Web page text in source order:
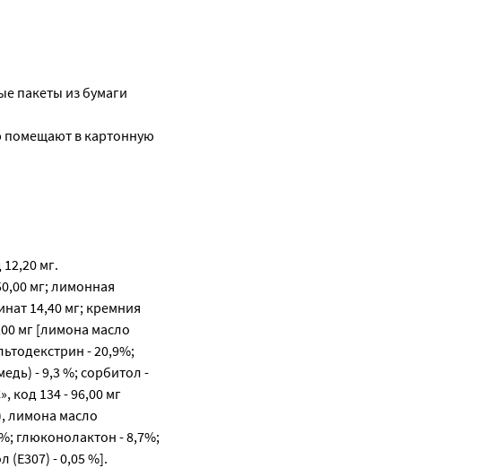
пакеты из бумаги
помещают в картонную
мг.
мг; лимонная
14,40 мг; кремния
мг [лимона масло
- 20,9%;
- 9,3 %; сорбитол -
код 134 - 96,00 мг
лимона масло
глюконолактон - 8,7%;
(Е307) - 0,05 %].